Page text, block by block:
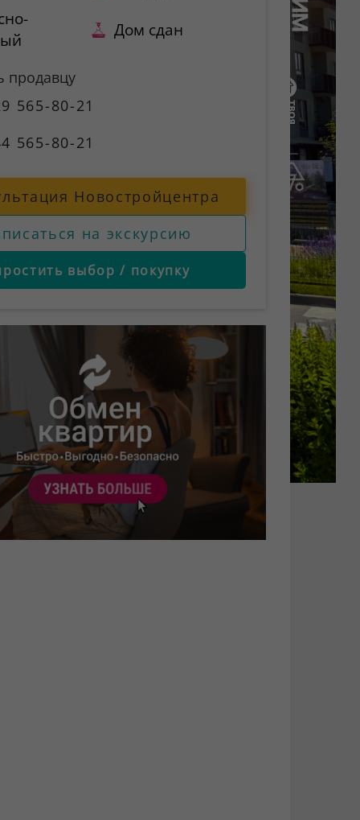
Дом сдан
продавцу
565-80-21
565-80-21
Новостройцентра
на экскурсию
выбор / покупку